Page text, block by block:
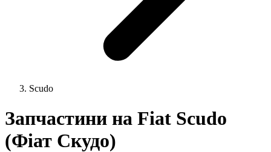
Scudo
Запчастини на Fiat Scudo
(Фіат Скудо)